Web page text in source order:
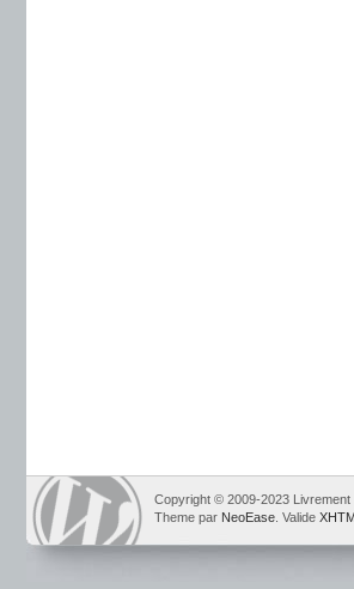
Copyright © 2009-2023 Livrement
Theme par NeoEase . Valide